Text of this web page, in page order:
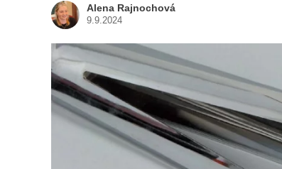
Alena Rajnochová
9.9.2024